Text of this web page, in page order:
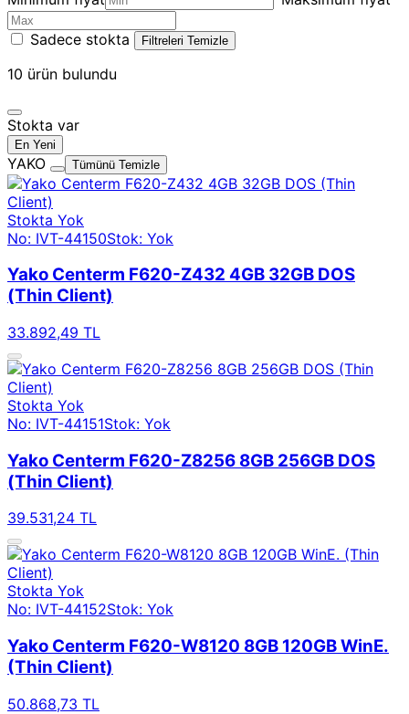
Sadece stokta Filtreleri Temizle
10 ürün bulundu
Stokta var
En Yeni
YAKO Tümünü Temizle
Stokta Yok
No: IVT-44150Stok: Yok
Yako Centerm F620-Z432 4GB 32GB DOS
(Thin Client)
33.892,49 TL
Stokta Yok
No: IVT-44151Stok: Yok
Yako Centerm F620-Z8256 8GB 256GB DOS
(Thin Client)
39.531,24 TL
Stokta Yok
No: IVT-44152Stok: Yok
Yako Centerm F620-W8120 8GB 120GB WinE.
(Thin Client)
50.868,73 TL